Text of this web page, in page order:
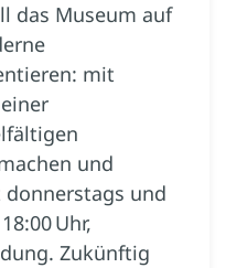
das Museum auf
mit
und
donnerstags und
Uhr,
Zukünftig